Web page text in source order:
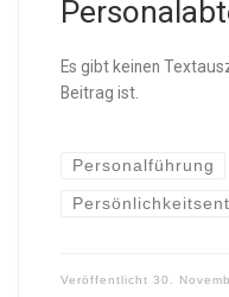
Es gibt keinen
Beitrag ist.
Personalführung
Veröffentlicht 30.